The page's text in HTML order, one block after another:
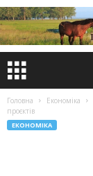
Головна Економіка
проєктів
ЕКОНОМІКА